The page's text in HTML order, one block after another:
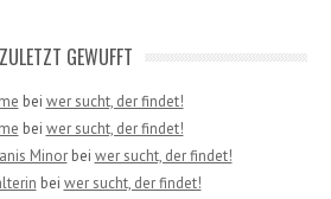
ZULETZT GEWUFFT
bei wer sucht, der findet!
bei wer sucht, der findet!
Minorbei wer sucht, der findet!
bei wer sucht, der findet!